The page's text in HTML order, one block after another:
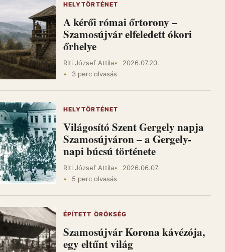
HELYTÖRTÉNET
A kérői római őrtorony –
Szamosújvár elfeledett ókori
őrhelye
Riti József Attila
2026.07.20.
3 perc olvasás
HELYTÖRTÉNET
Világosító Szent Gergely napja
Szamosújváron – a Gergely-
napi búcsú története
Riti József Attila
2026.06.07.
5 perc olvasás
ÉPÍTETT ÖRÖKSÉG
Szamosújvár Korona kávézója,
egy eltűnt világ